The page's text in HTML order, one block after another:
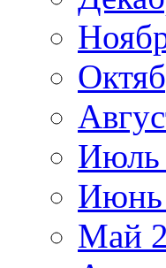
Июль
Июнь
Май